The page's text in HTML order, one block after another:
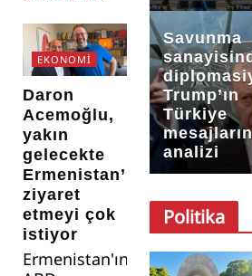
EKONOMI
Daron
Acemoğlu,
yakın
gelecekte
Ermenistan’ı
ziyaret
etmeyi çok
istiyor
Ermenistan'ın
Savunma
Trump’ın
Türkiye
analizi
Politika